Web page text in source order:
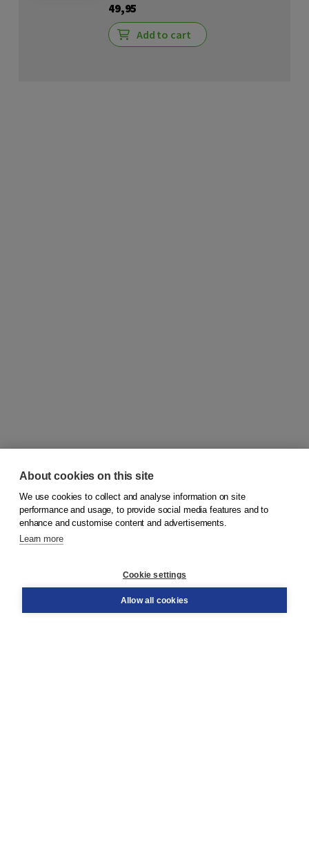
49,95
Add to cart
© 2026Koninklijke Boom uitgevers
Order
About cookies on this site
We use cookies to collect and analyse information on site
performance and usage, to provide social media features and to
enhance and customise content and advertisements.
Learn more
Cookie settings
Allow all cookies